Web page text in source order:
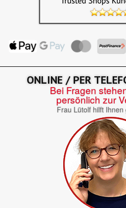
ONLINE / PER
Bei Fragen
persönlich zur
Frau Lütolf hilft